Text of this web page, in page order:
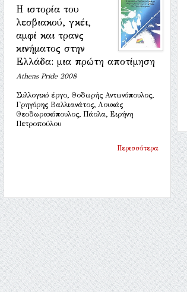
Η ιστορία του
λεσβιακού, γκέι,
αμφί και τρανς
κινήματος στην
Ελλάδα: μια πρώτη αποτίμηση
Athens Pride 2008
Συλλογικό έργο, Θοδωρής Αντωνόπουλος,
Γρηγόρης Βαλλιανάτος, Λουκάς
Θεοδωρακόπουλος, Πάολα, Ειρήνη
Πετροπούλου
Περισσότερα